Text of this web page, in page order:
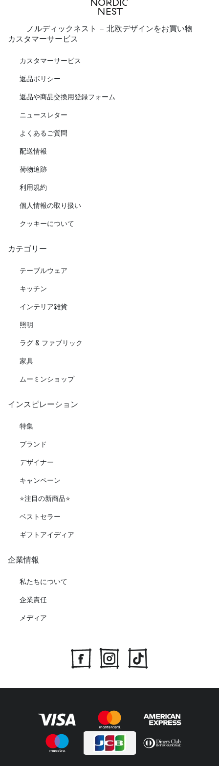
ノルディックネスト - 北欧デザインをお買い物
カスタマーサービス
カスタマーサービス
返品ポリシー
返品や商品交換用登録フォーム
ニュースレター
よくあるご質問
配送情報
荷物追跡
利用規約
個人情報の取り扱い
クッキーについて
カテゴリー
テーブルウェア
キッチン
インテリア雑貨
照明
ラグ & ファブリック
家具
ムーミンショップ
インスピレーション
特集
ブランド
デザイナー
キャンペーン
⭐️注目の新商品⭐️
ベストセラー
ギフトアイディア
企業情報
私たちについて
企業責任
メディア